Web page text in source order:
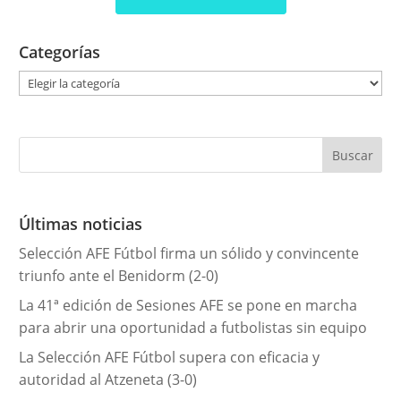
Categorías
a
g
r
a
s
Últimas noticias
Selección AFE Fútbol firma un sólido y convincente
triunfo ante el Benidorm (2-0)
La 41ª edición de Sesiones AFE se pone en marcha
para abrir una oportunidad a futbolistas sin equipo
La Selección AFE Fútbol supera con eficacia y
autoridad al Atzeneta (3-0)